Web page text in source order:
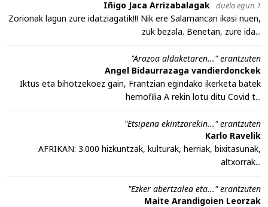
Iñigo Jaca Arrizabalagak duela egun 1
Zorionak lagun zure idatziagatik!!! Nik ere Salamancan ikasi nuen,
zuk bezala. Benetan, zure ida...
"Arazoa aldaketaren..." erantzuten
Angel Bidaurrazaga vandierdonckek
Iktus eta bihotzekoez gain, Frantzian egindako ikerketa batek
hemofilia A rekin lotu ditu Covid t...
"Etsipena ekintzarekin..." erantzuten
Karlo Ravelik
AFRIKAN: 3.000 hizkuntzak, kulturak, herriak, bixitasunak,
altxorrak...
"Ezker abertzalea eta..." erantzuten
Maite Arandigoien Leorzak